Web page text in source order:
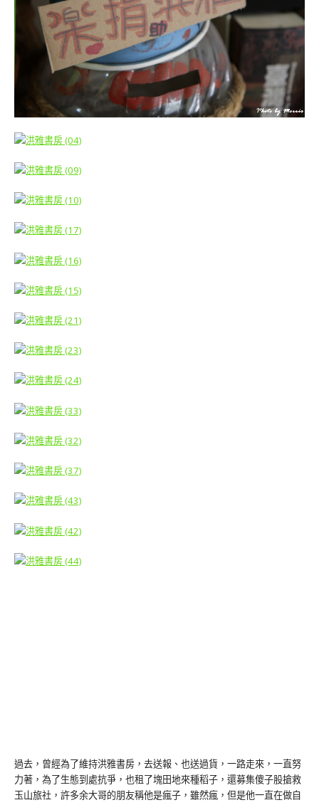
過去，曾經為了維持洪雅書房，去送報、也送過貨，一路走來，一直努
力著，為了生態到處抗爭，也租了塊田地來種稻子，還募集傻子股搶救
玉山旅社，許多余大哥的朋友稱他是瘋子，雖然瘋，但是他一直在做自